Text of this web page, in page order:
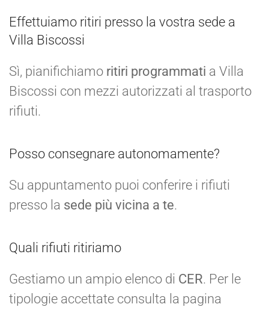
Effettuiamo ritiri presso la vostra sede a
Villa Biscossi
Sì, pianifichiamo ritiri programmati a Villa
Biscossi con mezzi autorizzati al trasporto
rifiuti.
Posso consegnare autonomamente?
Su appuntamento puoi conferire i rifiuti
presso la sede più vicina a te.
Quali rifiuti ritiriamo
Gestiamo un ampio elenco di CER. Per le
tipologie accettate consulta la pagina